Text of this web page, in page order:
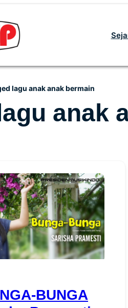
lagu anak anak bermain
anak
BUNGA